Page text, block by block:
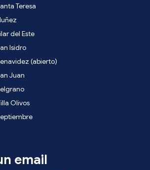
Teresa
del Este
Isidro
(abierto)
Juan
Olivos
email